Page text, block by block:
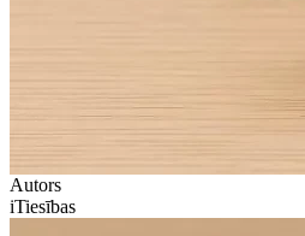
Autors
iTiesības